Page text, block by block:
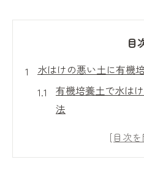
目
水はけの悪い土に有機
有機培養土で水は
法
軽い培養土で水は